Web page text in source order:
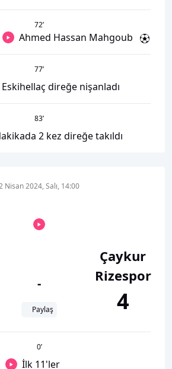
72’
Ahmed Hassan Mahgoub
77’
direğe nişanladı
83’
2 kez direğe takıldı
Nisan 2024, Salı, 14:00
-
Paylaş
Çaykur
Rizespor
4
0’
İlk 11'ler